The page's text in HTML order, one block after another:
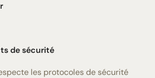
de sécurité
les protocoles de sécurité